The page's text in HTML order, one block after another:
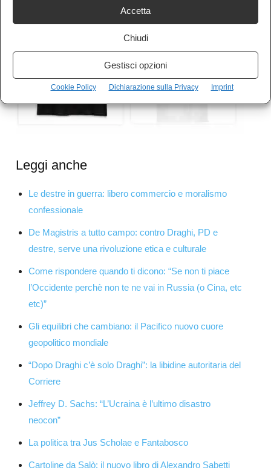
Accetta
Chiudi
Gestisci opzioni
Cookie Policy Dichiarazione sulla Privacy Imprint
Leggi anche
Le destre in guerra: libero commercio e moralismo
confessionale
De Magistris a tutto campo: contro Draghi, PD e
destre, serve una rivoluzione etica e culturale
Come rispondere quando ti dicono: “Se non ti piace
l’Occidente perchè non te ne vai in Russia (o Cina, etc
etc)”
Gli equilibri che cambiano: il Pacifico nuovo cuore
geopolitico mondiale
“Dopo Draghi c’è solo Draghi”: la libidine autoritaria del
Corriere
Jeffrey D. Sachs: “L’Ucraina è l’ultimo disastro
neocon”
La politica tra Jus Scholae e Fantabosco
Cartoline da Salò: il nuovo libro di Alexandro Sabetti